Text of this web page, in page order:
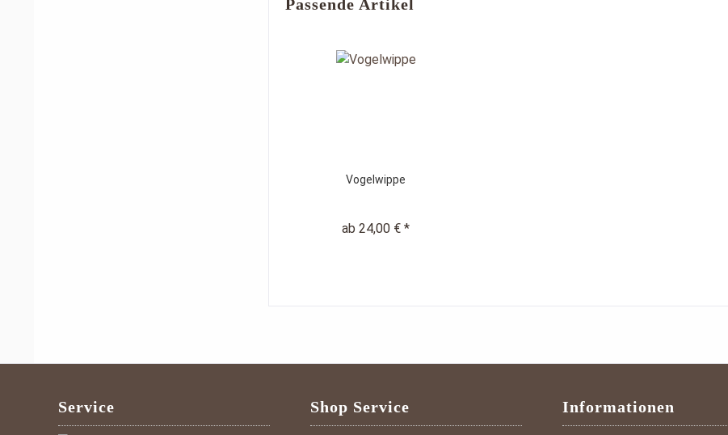
Passende Artikel
Vogelwippe
ab 24,00 € *
Service Shop Service Informationen